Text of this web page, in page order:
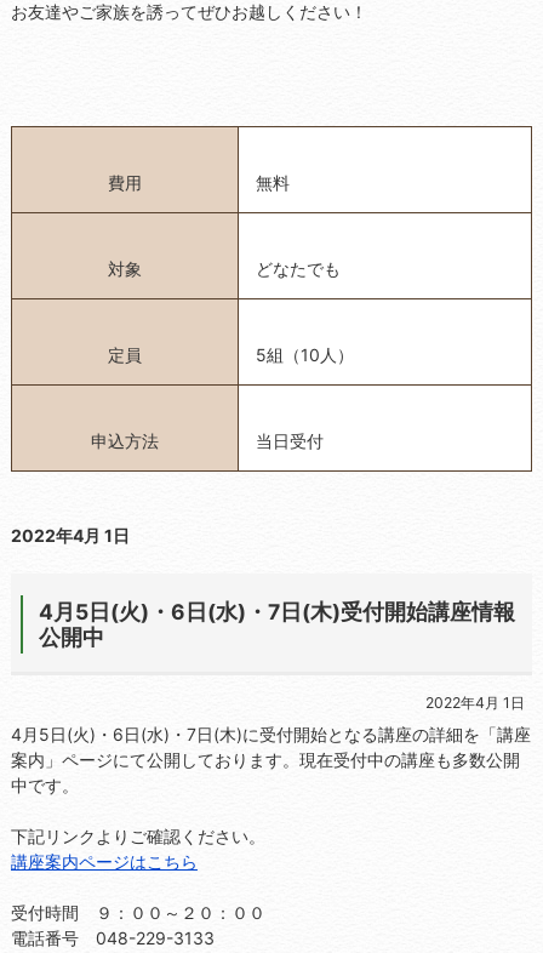
お友達やご家族を誘ってぜひお越しください！
費用 無料
対象 どなたでも
定員 5組（10人）
申込方法 当日受付
2022年4月 1日
4月5日(火)・6日(水)・7日(木)受付開始講座情報
公開中
2022年4月 1日
4月5日(火)・6日(水)・7日(木)に受付開始となる講座の詳細を「講座
案内」ページにて公開しております。現在受付中の講座も多数公開
中です。
下記リンクよりご確認ください。
講座案内ページはこちら
受付時間 ９：００～２０：００
電話番号 048-229-3133